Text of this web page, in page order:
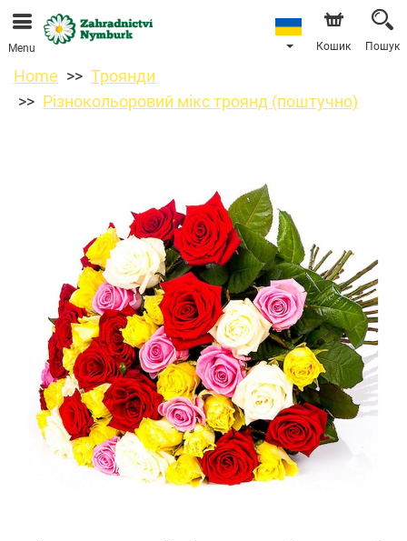
Ми приймаємо замовлення через наш інтернет-
магазин. Найближча можлива дата доставки —
11.08.2026 у зв’язку з відпусткою.
Menu Кошик Пошук
Home
Троянди
Різнокольоровий мікс троянд (поштучно)